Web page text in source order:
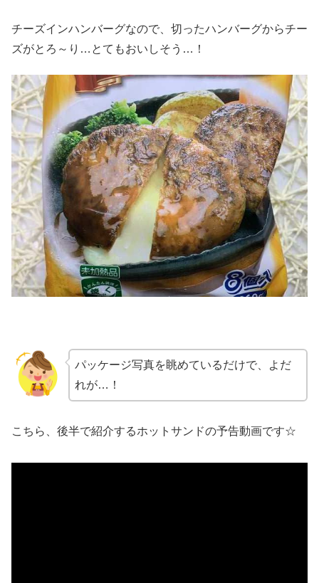
チーズインハンバーグなので、切ったハンバーグからチー
ズがとろ～り…とてもおいしそう…！
パッケージ写真を眺めているだけで、よだ
れが…！
こちら、後半で紹介するホットサンドの予告動画です☆